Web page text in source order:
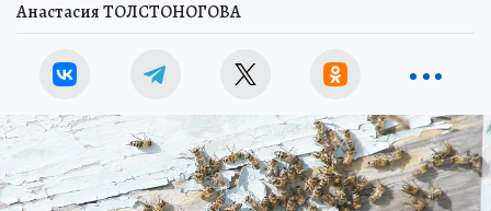
Анастасия ТОЛСТОНОГОВА